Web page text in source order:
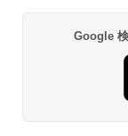
Google